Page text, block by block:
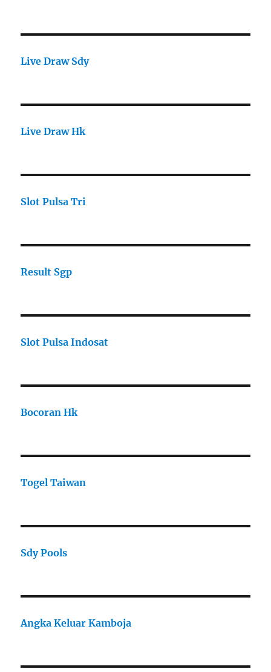
Live Draw Sdy
Live Draw Hk
Slot Pulsa Tri
Result Sgp
Slot Pulsa Indosat
Bocoran Hk
Togel Taiwan
Sdy Pools
Angka Keluar Kamboja